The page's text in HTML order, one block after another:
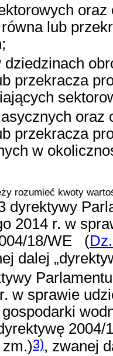
lub
dziedzinach
przekracza
oraz
przekracza
w
rozumieć kwoty
dyrektywy
2014 r. w
18/WE
(
dalej
w sprawie
2004/
3), zwanej